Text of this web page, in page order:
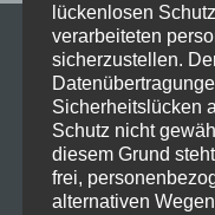
lückenlosen
verarbeiteten
sicherzustellen.
Sicherheitslücken
Schutz nicht
diesem Grund
frei,
alternativen